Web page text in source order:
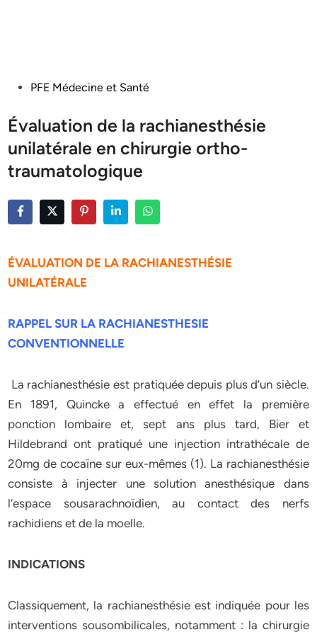
PostedPFE Médecine et Santé
Évaluation de la rachianesthésie
unilatérale en chirurgie ortho-
traumatologique
ÉVALUATION DE LA RACHIANESTHÉSIE
UNILATÉRALE
RAPPEL SUR LA RACHIANESTHESIE
CONVENTIONNELLE
La rachianesthésie est pratiquée depuis plus d’un siècle.
En 1891, Quincke a effectué en effet la première
ponction lombaire et, sept ans plus tard, Bier et
Hildebrand ont pratiqué une injection intrathécale de
20mg de cocaïne sur eux-mêmes (1). La rachianesthésie
consiste à injecter une solution anesthésique dans
l’espace sousarachnoïdien, au contact des nerfs
rachidiens et de la moelle.
INDICATIONS
Classiquement, la rachianesthésie est indiquée pour les
interventions sousombilicales, notamment : la chirurgie